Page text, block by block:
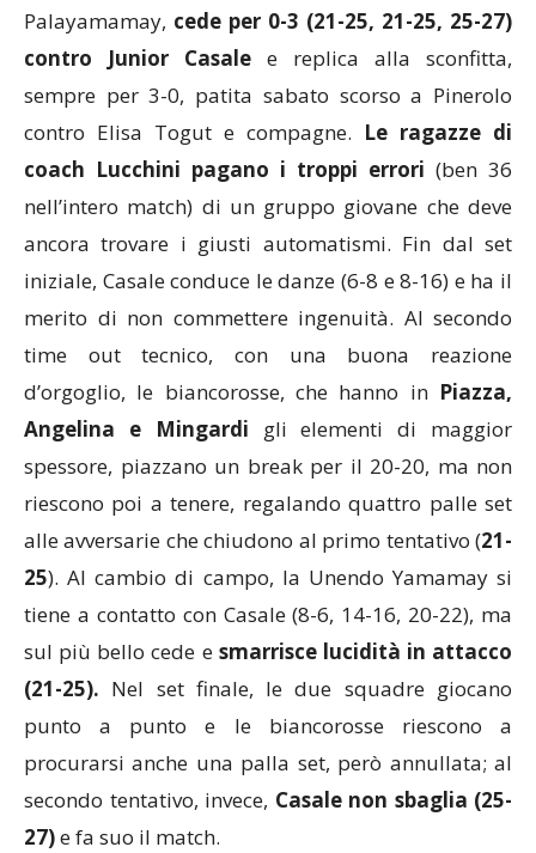
Palayamamay, cede per 0-3 (21-25, 21-25, 25-27)
contro Junior Casale e replica alla sconfitta,
sempre per 3-0, patita sabato scorso a Pinerolo
contro Elisa Togut e compagne. Le ragazze di
coach Lucchini pagano i troppi errori (ben 36
nell’intero match) di un gruppo giovane che deve
ancora trovare i giusti automatismi. Fin dal set
iniziale, Casale conduce le danze (6-8 e 8-16) e ha il
merito di non commettere ingenuità. Al secondo
time out tecnico, con una buona reazione
d’orgoglio, le biancorosse, che hanno in Piazza,
Angelina e Mingardi gli elementi di maggior
spessore, piazzano un break per il 20-20, ma non
riescono poi a tenere, regalando quattro palle set
alle avversarie che chiudono al primo tentativo (21-
25). Al cambio di campo, la Unendo Yamamay si
tiene a contatto con Casale (8-6, 14-16, 20-22), ma
sul più bello cede e smarrisce lucidità in attacco
(21-25). Nel set finale, le due squadre giocano
punto a punto e le biancorosse riescono a
procurarsi anche una palla set, però annullata; al
secondo tentativo, invece, Casale non sbaglia (25-
27)e fa suo il match.